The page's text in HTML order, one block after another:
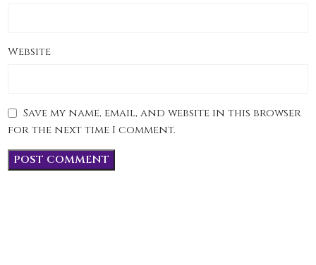
Website
Save my name, email, and website in this browser
for the next time I comment.